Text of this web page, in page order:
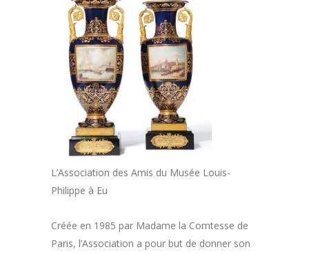
L’Association des Amis du Musée Louis-
Philippe à Eu
Créée en 1985 par Madame la Comtesse de
Paris, l’Association a pour but de donner son